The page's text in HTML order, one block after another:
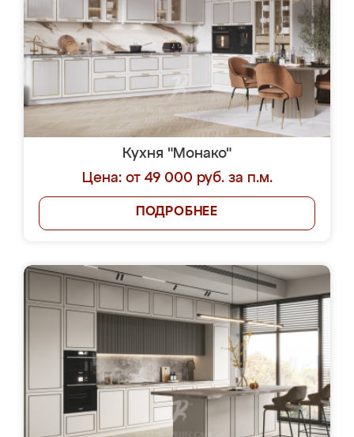
Кухня "Монако"
Цена: от 49 000 руб. за п.м.
ПОДРОБНЕЕ